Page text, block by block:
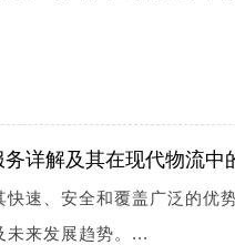
详解及其在现代物流中
快速、安全和覆盖广泛的优
未来发展趋势。...